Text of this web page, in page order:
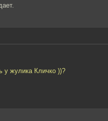
у жулика Кличко ))?